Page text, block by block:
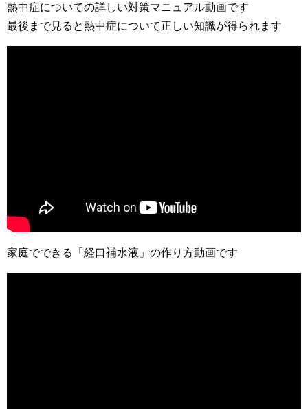
熱中症についての詳しい対策マニュアル動画です
最後まで見ると熱中症について正しい知識が得られます
家庭でできる「経口補水液」の作り方動画です